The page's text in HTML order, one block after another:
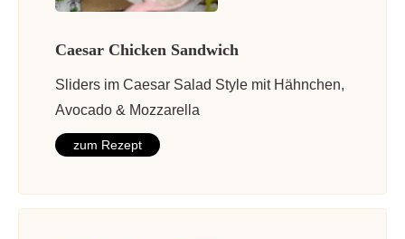
Caesar Chicken Sandwich
Sliders im Caesar Salad Style mit Hähnchen,
Avocado & Mozzarella
zum Rezept